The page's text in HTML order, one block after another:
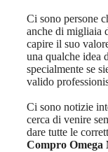
Ci sono persone
anche di migliaia
capire il suo
una qualche idea
specialmente se
valido
Ci sono notizie
cerca di venire
dare tutte le
Compro Omega